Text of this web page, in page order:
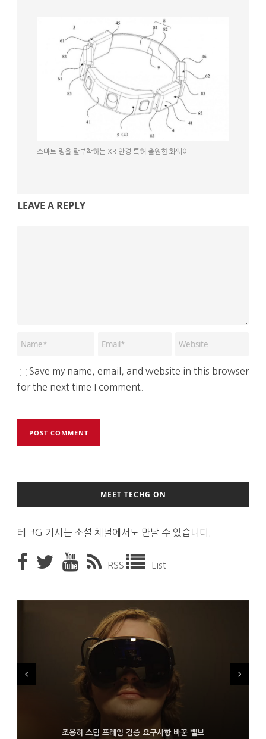
스마트 링을 탈부착하는 XR 안경 특허 출원한 화웨이
LEAVE A REPLY
Save my name, email, and website in this browser
for the next time I comment.
MEET TECHG ON
테크G 기사는 소셜 채널에서도 만날 수 있습니다.
RSS List
조용히 스팀 프레임 검증 요구사항 바꾼 밸브
9월 4일부터 서비스 접는 안드로이드 장치용 구글 어시스턴트
보인 삼성전자